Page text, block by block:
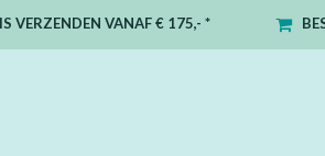
VERZENDEN VANAF € 175,- *